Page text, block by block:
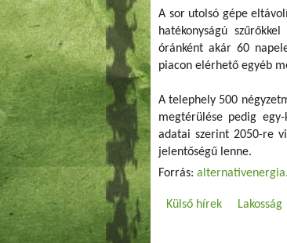
A sor utolsó gépe
hatékonyságú
óránként akár 60
piacon elérhető egyéb
A telephely 500
megtérülése pedig
adatai szerint 2050-re
jelentőségű lenne.
Forrás:
Külső hírek Lakosság